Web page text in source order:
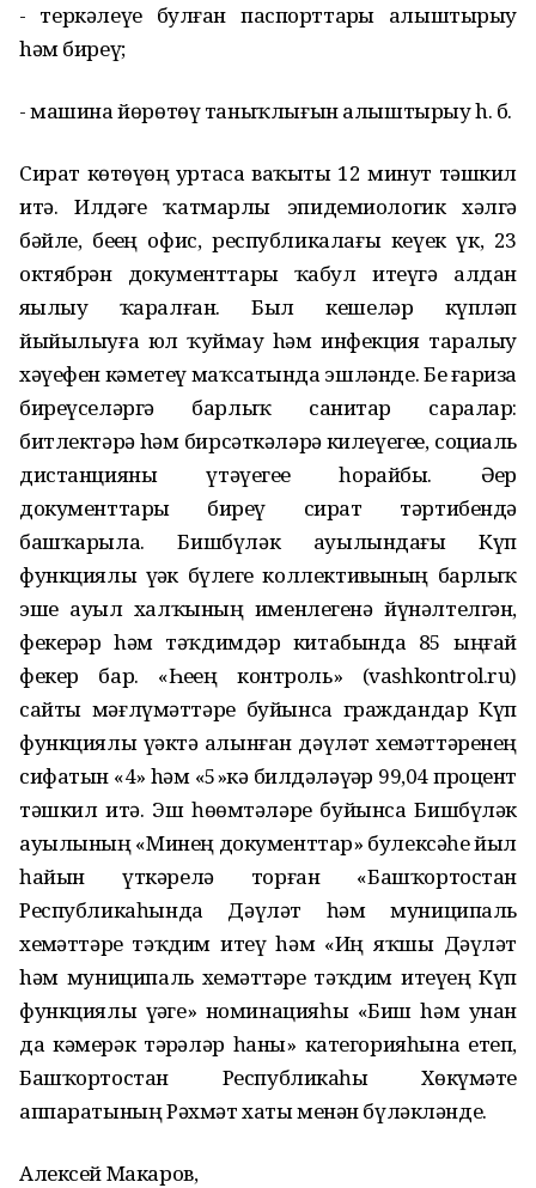
- теркәлеүе булған паспорттарҙы алыштырыу
hәм биреү;
- машина йөрөтөү таныҡлығын алыштырыу h. б.
Сират көтөүҙөң уртаса ваҡыты 12 минут тәшкил
итә. Илдәге ҡатмарлы эпидемиологик хәлгә
бәйле, беҙҙең офис, республикалағы кеүек үк, 23
октябрҙән документтарҙы ҡабул итеүгә алдан
яҙылыу ҡаралған. Был кешеләр күпләп
йыйылыуға юл ҡуймау hәм инфекция таралыу
хәүефен кәметеү маҡсатында эшләнде. Беҙ ғариза
биреүселәргә барлыҡ санитар саралар:
битлектәрҙә hәм бирсәткәләрҙә килеүегеҙҙе, социаль
дистанцияны үтәүегеҙҙе һорайбыҙ. Әҙер
документтарҙы биреү сират тәртибендә
башҡарыла. Бишбүләк ауылындағы Күп
функциялы үҙәк бүлеге коллективының барлыҡ
эше ауыл халҡының именлегенә йүнәлтелгән,
фекерҙәр hәм тәҡдимдәр китабында 85 ыңғай
фекер бар. «Һеҙҙең контроль» (vashkontrol.ru)
сайты мәғлүмәттәре буйынса граждандар Күп
функциялы үҙәктә алынған дәүләт хеҙмәттәренең
сифатын «4» hәм «5»кә билдәләүҙәр 99,04 процент
тәшкил итә. Эш һөҙөмтәләре буйынса Бишбүләк
ауылының «Минең документтар» бyлексәһе йыл
һайын үткәрелә торған «Башҡортостан
Республикаһында Дәүләт һәм муниципаль
хеҙмәттәрҙе тәҡдим итеү hәм «Иң яҡшы Дәүләт
hәм муниципаль хеҙмәттәрҙе тәҡдим итеүҙең Күп
функциялы үҙәге» номинацияһы «Биш hәм унан
да кәмерәк тәҙрәләр һаны» категорияһына етеп,
Башҡортостан Республикаһы Хөкүмәте
аппаратының Рәхмәт хаты менән бүләкләнде.
Алексей Макаров,